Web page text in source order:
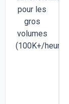
pour les
gros
volumes
(100K+/heure).